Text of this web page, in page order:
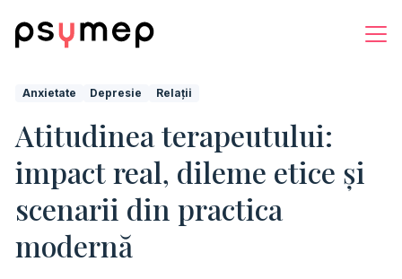
Anxietate Depresie Relații
Atitudinea terapeutului:
impact real, dileme etice și
scenarii din practica
modernă